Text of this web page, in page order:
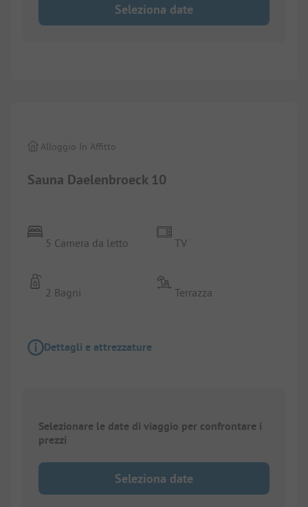
Seleziona date
Sauna Daelenbroeck 10
Alloggio In Affitto
5 Camera da letto
2 Bagni
TV
Terrazza
Dettagli e attrezzature
Selezionare le date di viaggio per confrontare i
prezzi
Seleziona date